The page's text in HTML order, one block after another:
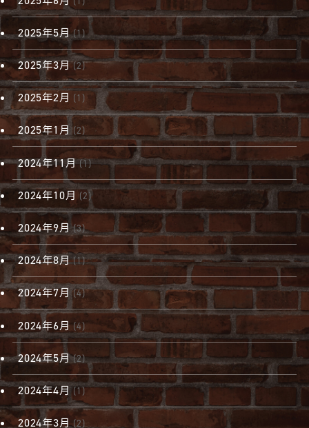
2025年5月(1)
2025年3月(2)
2025年2月 (1)
2025年1月 (2)
2024年11月(1)
2024年10月 (2)
2024年9月 (3)
2024年8月(1)
2024年7月 (4)
2024年6月(4)
2024年5月(2)
2024年4月 (1)
2024年3月(2)